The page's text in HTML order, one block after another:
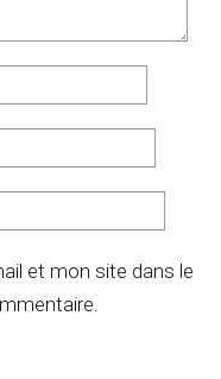
et mon site dans le